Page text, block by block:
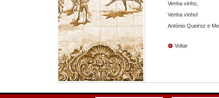
Venha vinho,
Venha vinho!
António Queiroz e
Voltar